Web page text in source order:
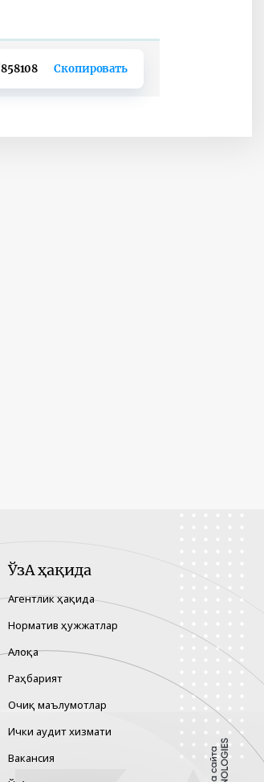
Скопировать
ЎзА ҳақида
Агентлик ҳақида
Норматив ҳужжатлар
Алоқа
Раҳбарият
Очиқ маълумотлар
Ички аудит хизмати
Вакансия